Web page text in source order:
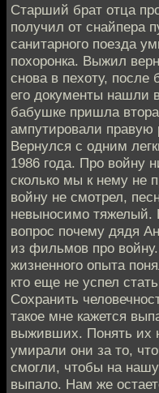
Старший брат отца
получил от снайпера
санитарного поезда
похоронка. Выжил
снова в пехоту,
его документы нашли
бабушке пришла
ампутировали правую
Вернулся с одним
1986 года. Про войну
сколько мы к нему не
войну не смотрел,
невыносимо тяжелый.
вопрос почему дядя
из фильмов про
жизненного опыта
кто еще не успел
Сохранить
такое мне кажется
выживших. Понять их
умирали они за то,
смогли, чтобы на
выпало. Нам же